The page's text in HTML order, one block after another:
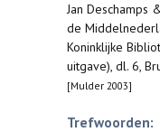
Jan Deschamps
de
Koninklijke
uitgave), dl. 6,
[Mulder 2003]
Trefwoorden: